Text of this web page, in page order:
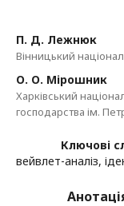
П. Д. Лежнюк
Вінницький
О. О. Мірошник
Харківський
господарства ім.
Ключові
вейвлет-аналіз,